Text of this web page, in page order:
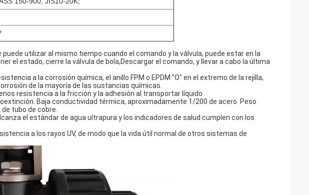
puede utilizar al mismo tiempo cuando el comando y la válvula, puede estar en la
el estado, cierre la válvula de bola,Descargar el comando, y llevar a cabo la última
a la corrosión química, el anillo FPM o EPDM "O" en el extremo de la rejilla,
de la mayoría de las sustancias químicas.
resistencia a la fricción y la adhesión al transportar líquido.
Baja conductividad térmica, aproximadamente 1/200 de acero. Peso
tubo de cobre.
el estándar de agua ultrapura y los indicadores de salud cumplen con los
a los rayos UV, de modo que la vida útil normal de otros sistemas de